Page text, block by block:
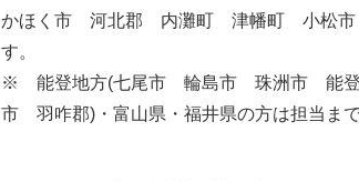
かほく市 河北郡 内灘町 津幡町 小松市
す。
※ 能登地方(七尾市 輪島市 珠洲市 能
市 羽咋郡)・富山県・福井県の方は担当まで